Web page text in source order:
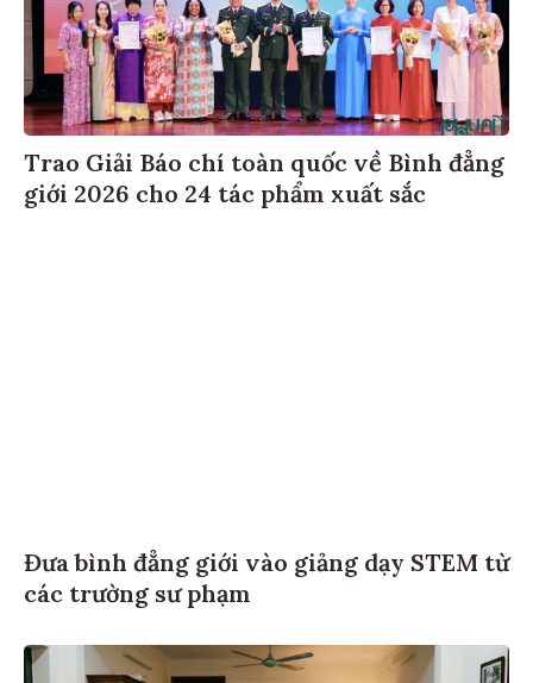
Trao Giải Báo chí toàn quốc về Bình đẳng
giới 2026 cho 24 tác phẩm xuất sắc
Đưa bình đẳng giới vào giảng dạy STEM từ
các trường sư phạm